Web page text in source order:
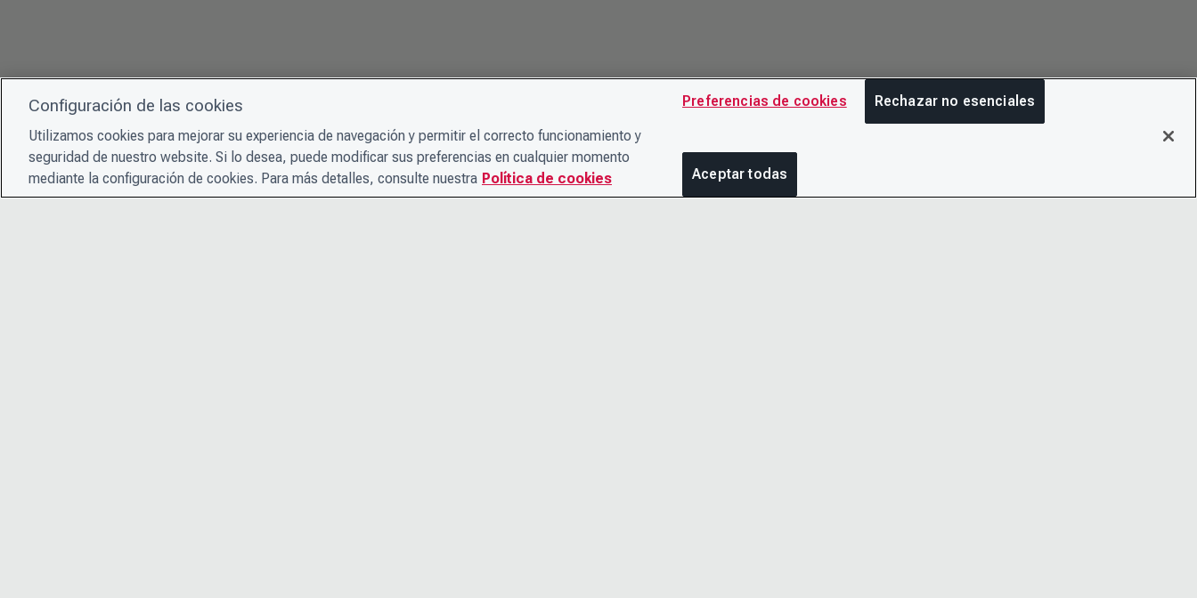
Configuración de las cookies
Utilizamos cookies para mejorar su experiencia de navegación y permitir el correcto funcionamiento y
seguridad de nuestro website. Si lo desea, puede modificar sus preferencias en cualquier momento
mediante la configuración de cookies. Para más detalles, consulte nuestra Política de cookies
Preferencias de cookies Rechazar no esenciales
Aceptar todas